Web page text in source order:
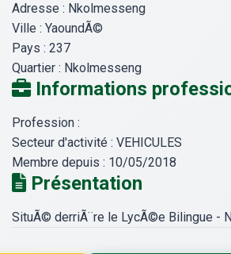
Adresse : Nkolmesseng
Ville : YaoundÃ©
Pays : 237
Quartier : Nkolmesseng
Informations
Profession :
Secteur d'activité : VEHICULES
Membre depuis : 10/05/2018
Présentation
SituÃ© derriÃ¨re le LycÃ©e Bilingue -